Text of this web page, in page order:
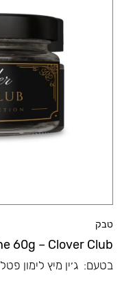
טבק
60g – Clover Club
בטעם: ⁠ג׳ין מיץ לימון